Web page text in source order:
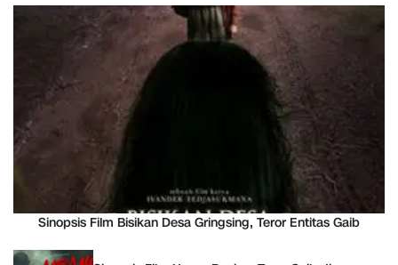
Sinopsis Film Bisikan Desa Gringsing, Teror Entitas Gaib